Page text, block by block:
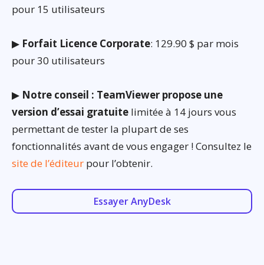
pour 15 utilisateurs
▶ Forfait Licence Corporate: 129.90 $ par mois
pour 30 utilisateurs
▶ Notre conseil : TeamViewer propose une
version d’essai gratuite limitée à 14 jours vous
permettant de tester la plupart de ses
fonctionnalités avant de vous engager ! Consultez le
site de l’éditeur pour l’obtenir.
Essayer AnyDesk